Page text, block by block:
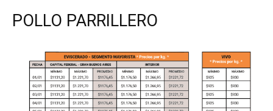
POLLO PARRILLERO